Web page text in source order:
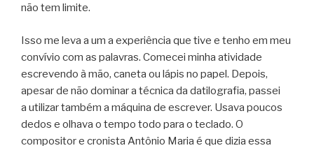
não tem limite.
Isso me leva a um a experiência que tive e tenho em meu
convívio com as palavras. Comecei minha atividade
escrevendo à mão, caneta ou lápis no papel. Depois,
apesar de não dominar a técnica da datilografia, passei
a utilizar também a máquina de escrever. Usava poucos
dedos e olhava o tempo todo para o teclado. O
compositor e cronista Antônio Maria é que dizia essa